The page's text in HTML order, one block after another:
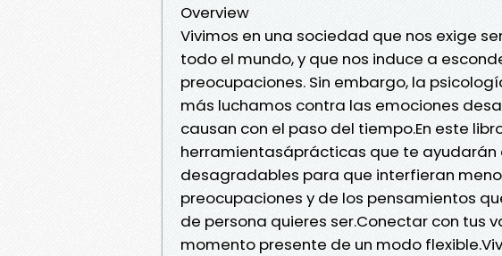
Overview
Vivimos en una sociedad que nos exige
todo el mundo, y que nos induce a
preocupaciones. Sin embargo, la
más luchamos contra las emociones
causan con el paso del tiempo.En este
herramientasáprácticas que te ayudarán
desagradables para que interfieran
preocupaciones y de los pensamientos
de persona quieres ser.Conectar con tus
momento presente de un modo